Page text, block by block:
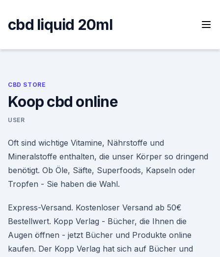
content
cbd liquid 20ml
CBD STORE
Koop cbd online
USER
Oft sind wichtige Vitamine, Nährstoffe und
Mineralstoffe enthalten, die unser Körper so dringend
benötigt. Ob Öle, Säfte, Superfoods, Kapseln oder
Tropfen - Sie haben die Wahl.
Express-Versand. Kostenloser Versand ab 50€
Bestellwert. Kopp Verlag - Bücher, die Ihnen die
Augen öffnen - jetzt Bücher und Produkte online
kaufen. Der Kopp Verlag hat sich auf Bücher und